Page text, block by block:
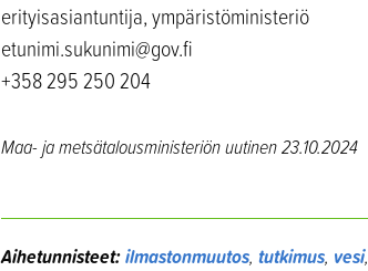
erityisasiantuntija, ympäristöministeriö
etunimi.sukunimi@gov.fi
+358 295 250 204
Maa- ja metsätalousministeriön uutinen 23.10.2024
Aihetunnisteet:ilmastonmuutos, tutkimus, vesi,